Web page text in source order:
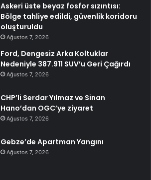
Askeri üste beyaz fosfor sızıntısı:
Bölge tahliye edildi, güvenlik koridoru
oluşturuldu
Ağustos 7, 2026
Ford, Dengesiz Arka Koltuklar
Nedeniyle 387.911 SUV’u Geri Çağırdı
Ağustos 7, 2026
CHP’li Serdar Yılmaz ve Sinan
Hano’dan OGC’ye ziyaret
Ağustos 7, 2026
Gebze’de Apartman Yangını
Ağustos 7, 2026